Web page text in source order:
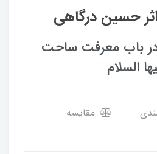
حسین درگاهی
باب معرفت ساحت
السلام
مقایسه